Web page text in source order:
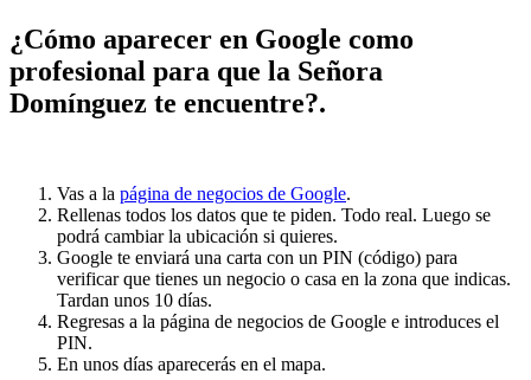
¿Cómo aparecer en Google como
profesional para que la Señora
Domínguez te encuentre?.
Vas a la página de negocios de Google.
Rellenas todos los datos que te piden. Todo real. Luego se
podrá cambiar la ubicación si quieres.
Google te enviará una carta con un PIN (código) para
verificar que tienes un negocio o casa en la zona que indicas.
Tardan unos 10 días.
Regresas a la página de negocios de Google e introduces el
PIN.
En unos días aparecerás en el mapa.